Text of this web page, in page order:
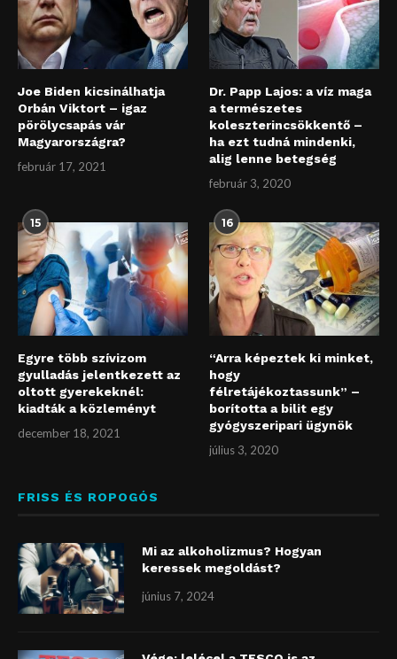
Joe Biden kicsinálhatja
Orbán Viktort – igaz
pörölycsapás vár
Magyarországra?
február 17, 2021
Dr. Papp Lajos: a víz maga
a természetes
koleszterincsökkentő –
ha ezt tudná mindenki,
alig lenne betegség
február 3, 2020
15
Egyre több szívizom
gyulladás jelentkezett az
oltott gyerekeknél:
kiadták a közleményt
december 18, 2021
16
“Arra képeztek ki minket,
hogy
félretájékoztassunk” –
borította a bilit egy
gyógyszeripari ügynök
július 3, 2020
FRISS ÉS ROPOGÓS
Mi az alkoholizmus? Hogyan
keressek megoldást?
június 7, 2024